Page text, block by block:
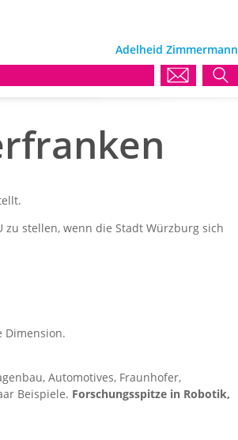
Adelheid Zimmermann
stellen, wenn die Stadt Würzburg sich
Dimension.
Automotives, Fraunhofer,
Beispiele. Forschungsspitze in Robotik,